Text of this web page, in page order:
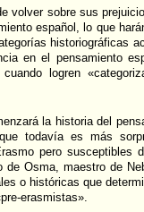
volver sobre sus
español, lo que
historiográficas
en el pensamiento
logren
la historia del
todavía es más
pero susceptibles
de Osma, maestro de
o históricas que
erasmistas».